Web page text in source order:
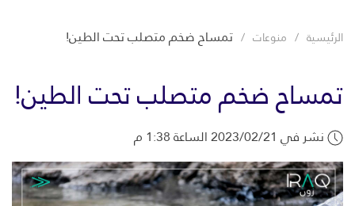
الرئيسية منوعات تمساح ضخم متصلب تحت الطين!
تمساح ضخم متصلب تحت الطين!
نشر في 2023/02/21 الساعة 1:38 م